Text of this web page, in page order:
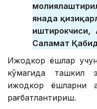
янада
иштирокчиси,
Саламат
Ижодкор ёшлар
кўмагида ташкил
ижодкор ёшларни
рағбатлантириш.